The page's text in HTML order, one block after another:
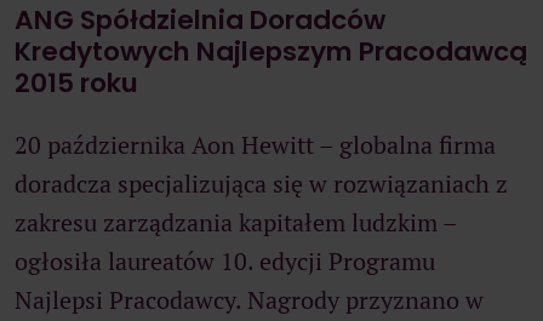
ANG Spółdzielnia Doradców
Kredytowych Najlepszym Pracodawcą
2015 roku
20 października Aon Hewitt – globalna firma
doradcza specjalizująca się w rozwiązaniach z
zakresu zarządzania kapitałem ludzkim –
ogłosiła laureatów 10. edycji Programu
Najlepsi Pracodawcy. Nagrody przyznano w